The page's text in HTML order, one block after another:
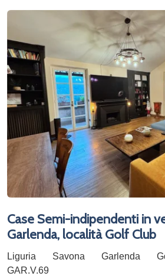
Case Semi-indipendenti in
Garlenda, località Golf Club
Liguria Savona Garlenda
GAR.V.69